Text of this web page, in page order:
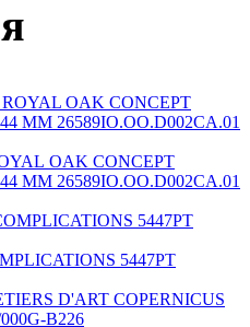
OAK CONCEPT
MM 26589IO.OO.D002CA.01
5447PT